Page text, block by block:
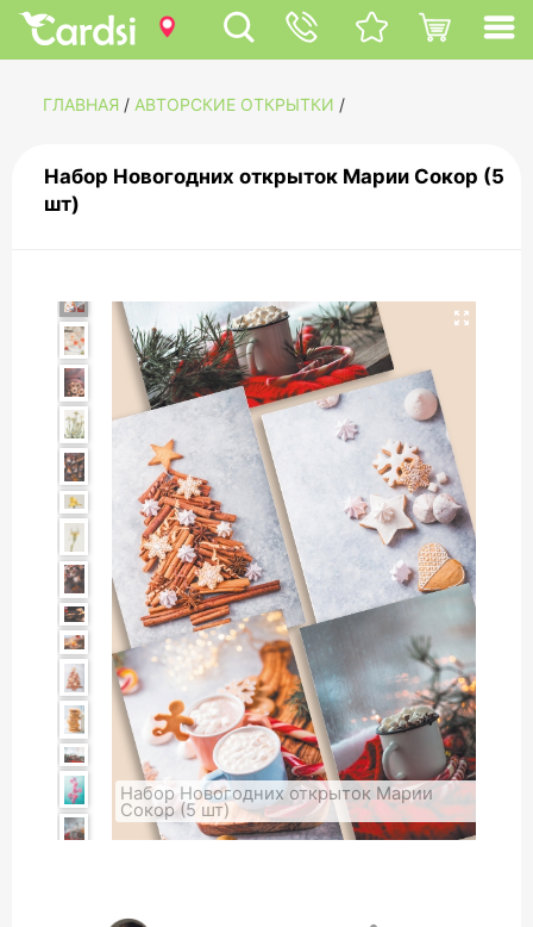
ГЛАВНАЯ / АВТОРСКИЕ ОТКРЫТКИ /
Набор Новогодних открыток Марии Сокор (5
шт)
Набор Новогодних открыток Марии
Сокор (5 шт)